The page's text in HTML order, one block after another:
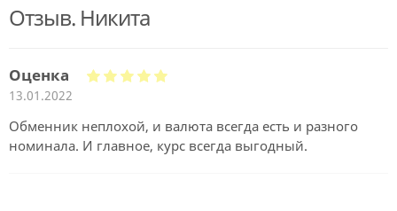
Отзыв. Никита
Оценка
13.01.2022
Обменник неплохой, и валюта всегда есть и разного
номинала. И главное, курс всегда выгодный.